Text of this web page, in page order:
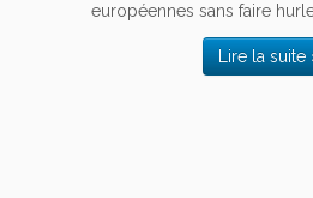
européennes sans faire
Lire la suite